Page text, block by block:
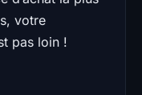
votre
pas loin !